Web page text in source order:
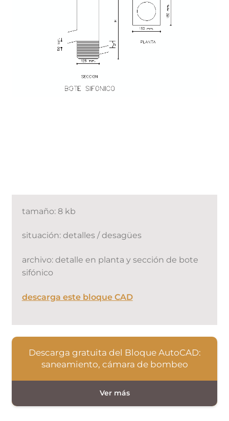
tamaño: 8 kb
situación: detalles / desagües
archivo: detalle en planta y sección de bote
sifónico
descarga este bloque CAD
Descarga gratuita del Bloque AutoCAD:
saneamiento, cámara de bombeo